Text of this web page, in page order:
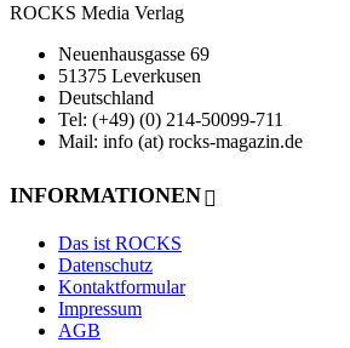
ROCKS Media Verlag
Neuenhausgasse 69
51375 Leverkusen
Deutschland
Tel: (+49) (0) 214-50099-711
Mail: info (at) rocks-magazin.de
INFORMATIONEN
Das ist ROCKS
Datenschutz
Kontaktformular
Impressum
AGB